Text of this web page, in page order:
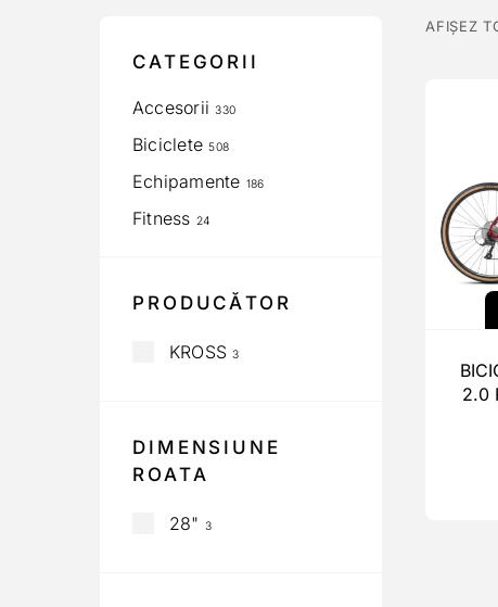
CATEGORII
Accesorii 330
Biciclete 508
Echipamente 186
Fitness 24
PRODUCĂTOR
KROSS 3
DIMENSIUNE
ROATA
28" 3
AFIȘEZ
2.0